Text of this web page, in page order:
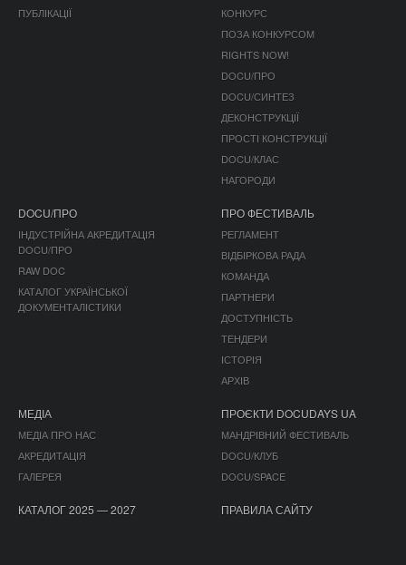
ПУБЛІКАЦІЇ
КОНКУРС
ПОЗА КОНКУРСОМ
RIGHTS NOW!
DOCU/ПРО
DOCU/СИНТЕЗ
ДЕКОНСТРУКЦІЇ
ПРОСТІ КОНСТРУКЦІЇ
DOCU/КЛАС
НАГОРОДИ
DOCU/ПРО
ІНДУСТРІЙНА АКРЕДИТАЦІЯ
DOCU/ПРО
RAW DOC
КАТАЛОГ УКРАЇНСЬКОЇ
ДОКУМЕНТАЛІСТИКИ
ПРО ФЕСТИВАЛЬ
РЕГЛАМЕНТ
ВІДБІРКОВА РАДА
КОМАНДА
ПАРТНЕРИ
ДОСТУПНІСТЬ
ТЕНДЕРИ
ІСТОРІЯ
АРХІВ
МЕДІА
МЕДІА ПРО НАС
АКРЕДИТАЦІЯ
ГАЛЕРЕЯ
ПРОЄКТИ DOCUDAYS UA
МАНДРІВНИЙ ФЕСТИВАЛЬ
DOCU/КЛУБ
DOCU/SPACE
КАТАЛОГ 2025 — 2027 ПРАВИЛА САЙТУ